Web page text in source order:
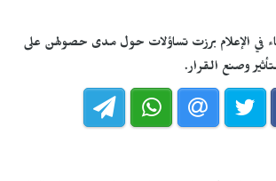
في الإعلام برزت تساؤلات حول مدى حصولهن على
وصنع القرار.